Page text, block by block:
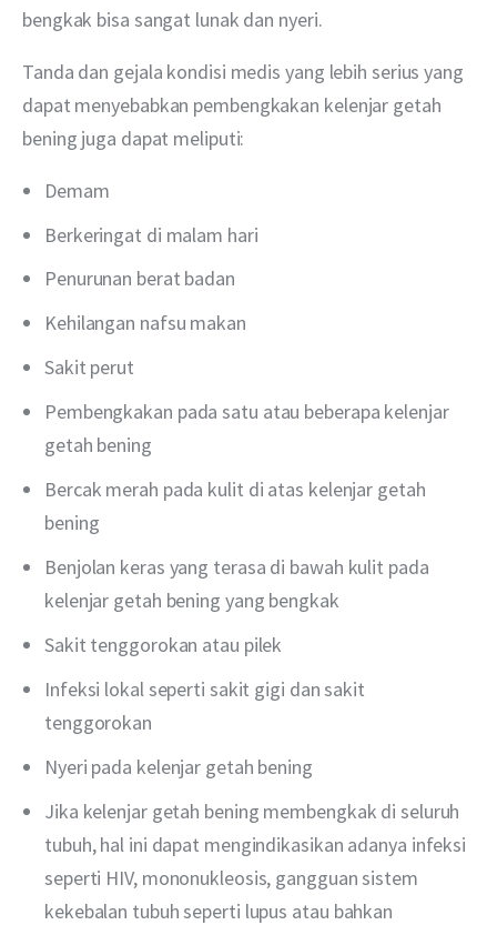
bengkak bisa sangat lunak dan nyeri.
Tanda dan gejala kondisi medis yang lebih serius yang
dapat menyebabkan pembengkakan kelenjar getah
bening juga dapat meliputi:
Demam
Berkeringat di malam hari
Penurunan berat badan
Kehilangan nafsu makan
Sakit perut
Pembengkakan pada satu atau beberapa kelenjar
getah bening
Bercak merah pada kulit di atas kelenjar getah
bening
Benjolan keras yang terasa di bawah kulit pada
kelenjar getah bening yang bengkak
Sakit tenggorokan atau pilek
Infeksi lokal seperti sakit gigi dan sakit
tenggorokan
Nyeri pada kelenjar getah bening
Jika kelenjar getah bening membengkak di seluruh
tubuh, hal ini dapat mengindikasikan adanya infeksi
seperti HIV, mononukleosis, gangguan sistem
kekebalan tubuh seperti lupus atau bahkan